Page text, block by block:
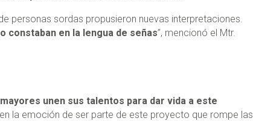
personas sordas propusieron nuevas interpretaciones.
constaban en la lengua de señas”, mencionó el Mtr.
unen sus talentos para dar vida a este
la emoción de ser parte de este proyecto que rompe las